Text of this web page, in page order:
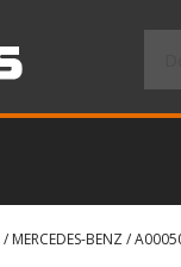
/ MERCEDES-BENZ/